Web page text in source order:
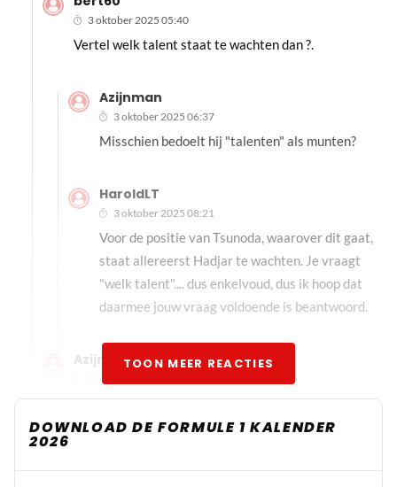
3 oktober 2025 05:40
Vertel welk talent staat te wachten dan ?.
Azijnman
3 oktober 2025 06:37
Misschien bedoelt hij "talenten" als munten?
HaroldLT
3 oktober 2025 08:21
Voor de positie van Tsunoda, waarover dit gaat,
staat allereerst Hadjar te wachten. Je vraagt
"welk talent".... dus enkelvoud, dus ik hoop dat
daarmee jouw vraag voldoende is beantwoord.
Azijnman
3 oktober 2025 14:37
@HaroldLT Mijn reactie was gericht op de opmerking
van Guus1905, die sprak van 'talenten'. Vandaar mijn
TOON MEER REACTIES
DOWNLOAD DE FORMULE 1 KALENDER
2026